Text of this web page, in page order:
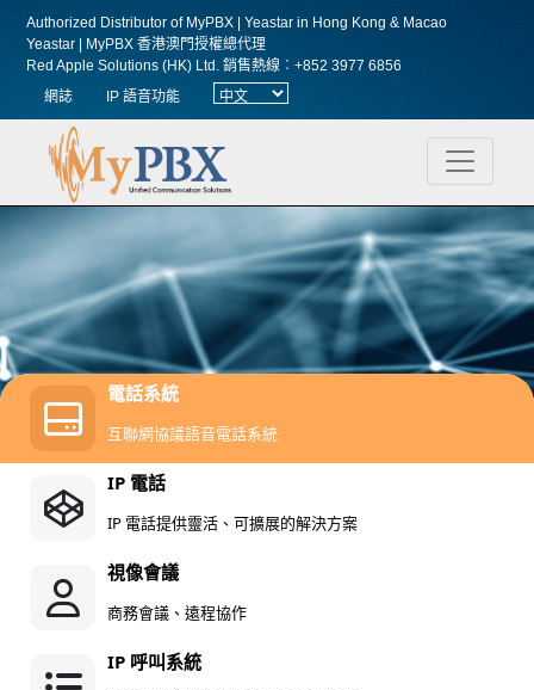
Authorized Distributor of MyPBX | Yeastar in Hong Kong & Macao
Yeastar | MyPBX 香港澳門授權總代理
Red Apple Solutions (HK) Ltd.銷售熱線︰+852 3977 6856
網誌
IP 語音功能
電話系統
互聯網協議語音電話系統
IP 電話
IP 電話提供靈活、可擴展的解決方案
視像會議
商務會議、遠程協作
IP 呼叫系統